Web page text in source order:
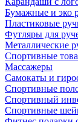
Бумажные и эко
Пластиковые
Футляры для
Металлические
Спортивные
Массажеры
Самокаты и
Спортивные
Спортивный
Спортивные